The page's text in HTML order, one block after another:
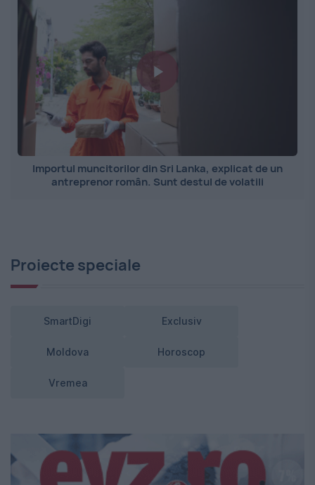
Importul muncitorilor din Sri Lanka, explicat de un
antreprenor român. Sunt destul de volatili
Proiecte speciale
SmartDigi Exclusiv
Moldova Horoscop
Vremea